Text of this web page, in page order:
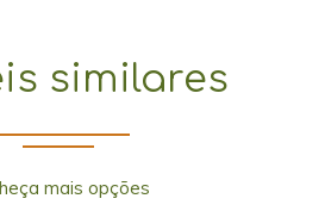
similares
mais opções